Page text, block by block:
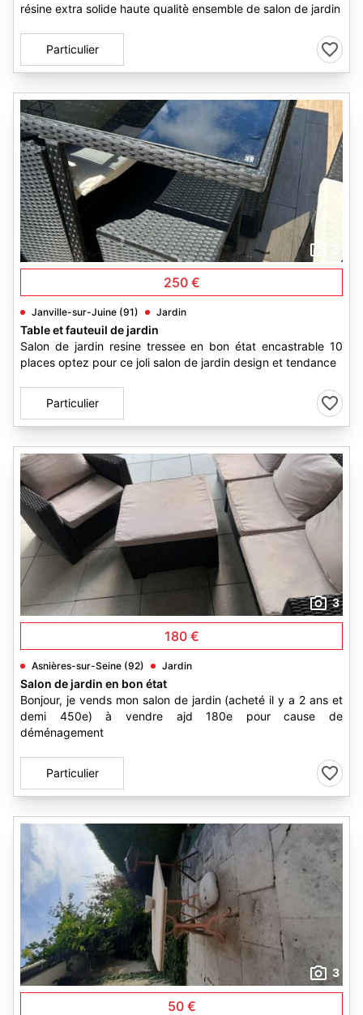
résine extra solide haute qualitè ensemble de salon de jardin
Particulier
3
250 €
Janville-sur-Juine (91) Jardin
Table et fauteuil de jardin
Salon de jardin resine tressee en bon état encastrable 10
places optez pour ce joli salon de jardin design et tendance
Particulier
3
180 €
Asnières-sur-Seine (92) Jardin
Salon de jardin en bon état
Bonjour, je vends mon salon de jardin (acheté il y a 2 ans et
demi 450e) à vendre ajd 180e pour cause de
déménagement
Particulier
3
50 €